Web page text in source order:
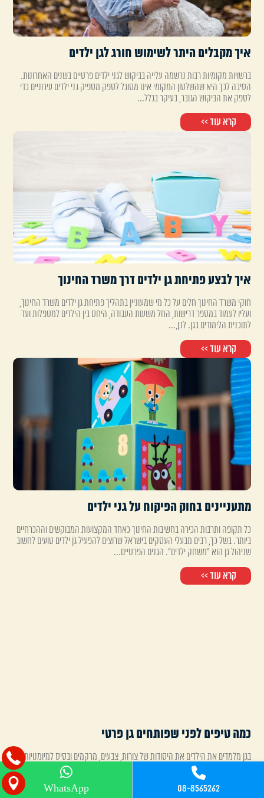
איך מקבלים היתר לשימוש חורג לגן ילדים
ברשויות מקומיות רבות נרשמה עלייה בביקוש לגני ילדים פרטיים בשנים האחרונות.
הסיבה לכך היא שהשלטון המקומי אינו מסוגל לספק מספיק גני ילדים עירוניים כדי
לספק את הביקוש הגובר, בעיקר בגלל...
קרא עוד >>
איך לבצע פתיחת גן ילדים דרך משרד החינוך
חוקי משרד החינוך חלים על כל מי שמעוניין בתהליך פתיחת גן ילדים משרד החינוך,
ועליו לעמוד במספר דרישות, החל משעות העבודה, היחס בין הילדים למטפלות ועד
לתוכנית הלימודים בגן. לכן,...
קרא עוד >>
מתעניינים בחוק הפיקוח על גני ילדים
כל תקופה ותרבות הכירה בחשיבות החינוך כאחד המקצועות המבוקשים וההכרחיים
ביותר. בשל כך, רבים מבעלי העסקים בישראל שרוצים להפעיל גן ילדים טועים לחשוב
שניהול גן הוא "משחק ילדים". הגנים הפרטיים...
קרא עוד >>
כמה טיפים לפני שפותחים גן פרטי
בגן מלמדים את הילדים את היסודות של צורות, צבעים, מרקמים ובסיס למיומנויות
החיים החשובות. בחירת הסביבה החינוכית הטובה ביותר עבור ילדכם היא קריטית
מכיוון שזהו שלב כה מכריע בחינוך שלהם....
08-8565262
WhatsApp